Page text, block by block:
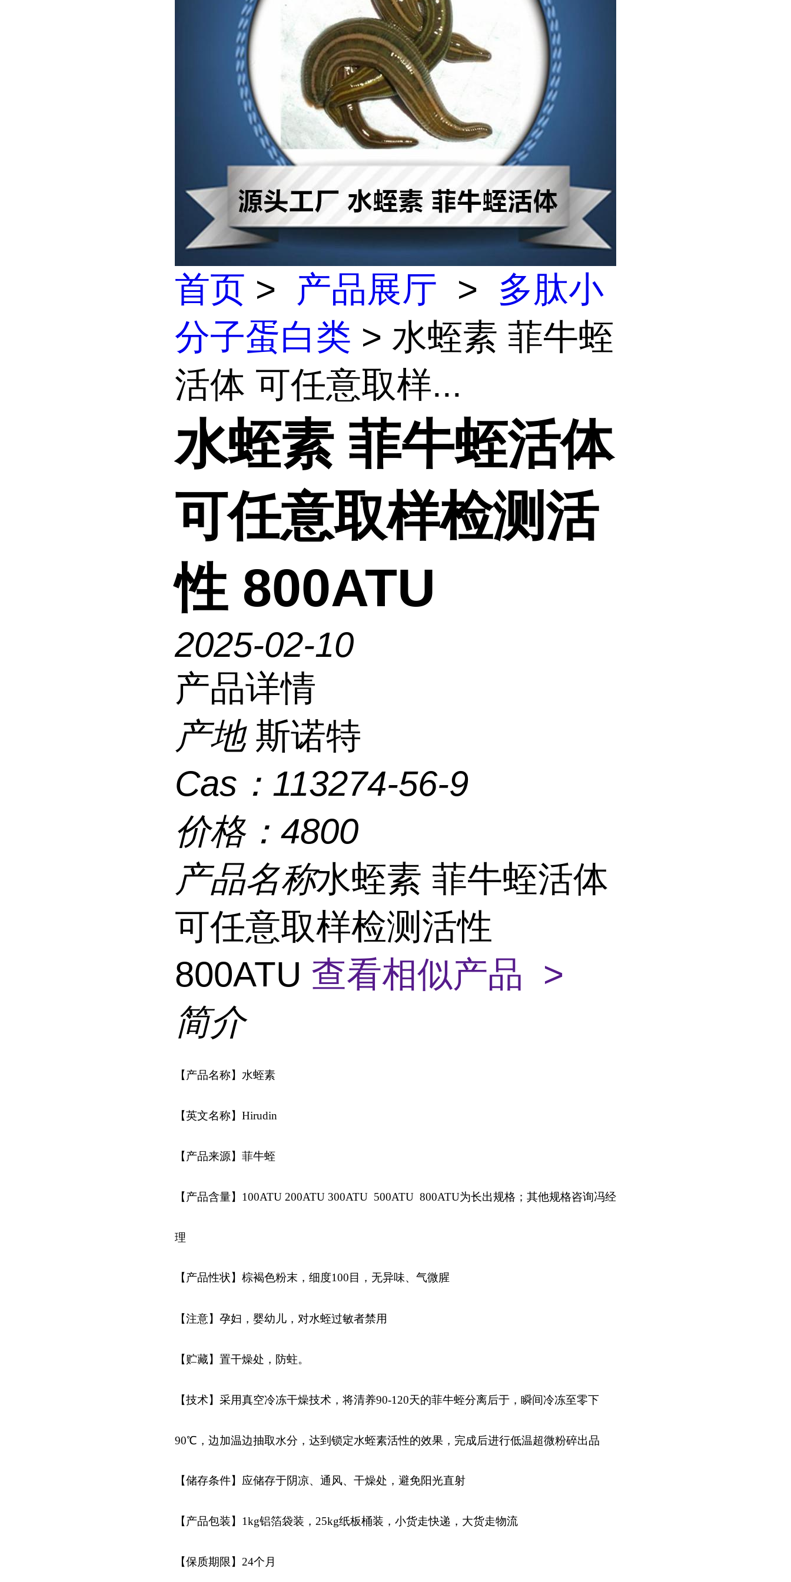
首页 > 产品展厅 > 多肽小
分子蛋白类 > 水蛭素 菲牛蛭
活体 可任意取样...
水蛭素 菲牛蛭活体
可任意取样检测活
性 800ATU
2025-02-10
产品详情
产地 斯诺特
Cas： 113274-56-9
价格： 4800
产品名称水蛭素 菲牛蛭活体
可任意取样检测活性
800ATU 查看相似产品 >
简介
【产品名称】水蛭素
【英文名称】Hirudin
【产品来源】菲牛蛭
【产品含量】100ATU 200ATU 300ATU 500ATU 800ATU为长出规格 ；其他规格咨询冯经
理
【产品性状】棕褐色粉末，细度100目，无异味、气微腥
【注意】孕妇，婴幼儿，对水蛭过敏者禁用
【贮藏】置干燥处，防蛀。
【技术】采用真空冷冻干燥技术，将清养90-120天的菲牛蛭分离后于，瞬间冷冻至零下
90℃，边加温边抽取水分，达到锁定水蛭素活性的效果，完成后进行低温超微粉碎出品
【储存条件】应储存于阴凉、通风、干燥处，避免阳光直射
【产品包装】1kg铝箔袋装，25kg纸板桶装，小货走快递，大货走物流
【保质期限】24个月